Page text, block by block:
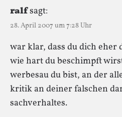
ralfsagt:
28. April 2007 um 7:28 Uhr
war klar, dass du dich eher
wie hart du beschimpft
werbesau du bist, an der
kritik an deiner falschen
sachverhaltes.